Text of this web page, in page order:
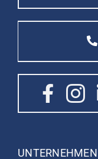
UNTERNEHMEN